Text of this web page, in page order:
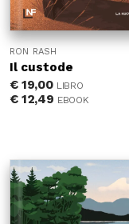
RON RASH
Il custode
€19,00 LIBRO
€12,49 EBOOK